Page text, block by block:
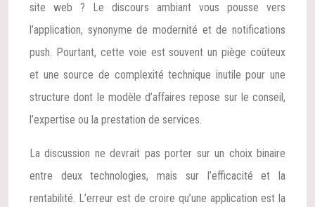
site web ? Le discours ambiant vous pousse vers
l’application, synonyme de modernité et de notifications
push. Pourtant, cette voie est souvent un piège coûteux
et une source de complexité technique inutile pour une
structure dont le modèle d’affaires repose sur le conseil,
l’expertise ou la prestation de services.
La discussion ne devrait pas porter sur un choix binaire
entre deux technologies, mais sur l’efficacité et la
rentabilité. L’erreur est de croire qu’une application est la